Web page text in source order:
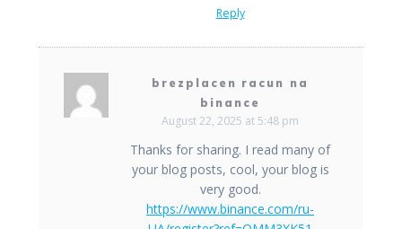
Reply
brezplacen racun na
binance
August 22, 2025 at 5:48 pm
Thanks for sharing. I read many of
your blog posts, cool, your blog is
very good.
https://www.binance.com/ru-